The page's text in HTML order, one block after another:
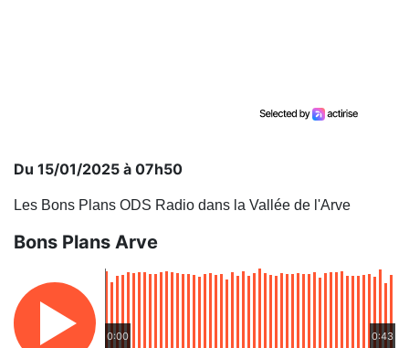
Du 15/01/2025 à 07h50
Les Bons Plans ODS Radio dans la Vallée de l'Arve
Bons Plans Arve
0:00 0:43